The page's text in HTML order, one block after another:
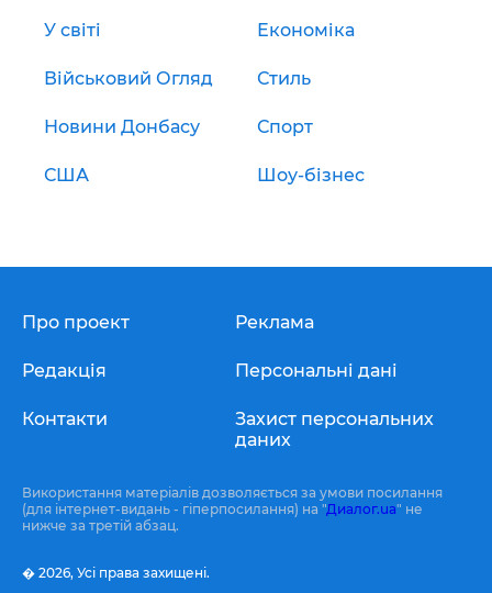
У світі Економіка
Військовий Огляд Стиль
Новини Донбасу Спорт
США Шоу-бізнес
Про проект
Редакція
Контакти
Реклама
Персональні дані
Захист персональних
даних
Використання матеріалів дозволяється за умови посилання
(для інтернет-видань - гіперпосилання) на "Диалог.ua" не
нижче за третій абзац.
� 2026, Усі права захищені.